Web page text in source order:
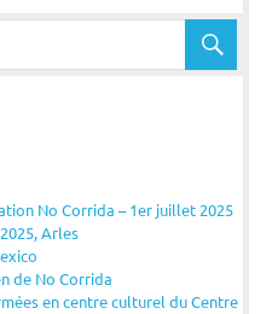
No Corrida – 1er juillet 2025
Arles
de No Corrida
en centre culturel du Centre